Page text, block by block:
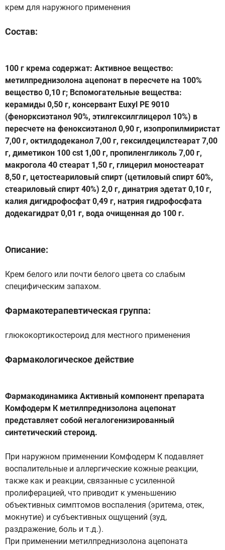
крем для наружного применения
Состав:
100 г крема содержат: Активное вещество:
метилпреднизолона ацепонат в пересчете на 100%
вещество 0,10 г; Вспомогательные вещества:
керамиды 0,50 г, консервант Euxyl PE 9010
(фенорксиэтанол 90%, этилгексилглицерол 10%) в
пересчете на феноксиэтанол 0,90 г, изопропилмиристат
7,00 г, октилдодеканол 7,00 г, гексилдецилстеарат 7,00
г, диметикон 100 cst 1,00 г, пропиленгликоль 7,00 г,
макрогола 40 стеарат 1,50 г, глицерил моностеарат
8,50 г, цетостеариловый спирт (цетиловый спирт 60%,
стеариловый спирт 40%) 2,0 г, динатрия эдетат 0,10 г,
калия дигидрофосфат 0,49 г, натрия гидрофосфата
додекагидрат 0,01 г, вода очищенная до 100 г.
Описание:
Крем белого или почти белого цвета со слабым
специфическим запахом.
Фармакотерапевтическая группа:
глюкокортикостероид для местного применения
Фармакологическое действие
Фармакодинамика Активный компонент препарата
Комфодерм К метилпреднизолона ацепонат
представляет собой негалогенизированный
синтетический стероид.
При наружном применении Комфодерм К подавляет
воспалительные и аллергические кожные реакции,
также как и реакции, связанные с усиленной
пролиферацией, что приводит к уменьшению
объективных симптомов воспаления (эритема, отек,
мокнутие) и субъективных ощущений (зуд,
раздражение, боль и т.д.).
При применении метилпреднизолона ацепоната